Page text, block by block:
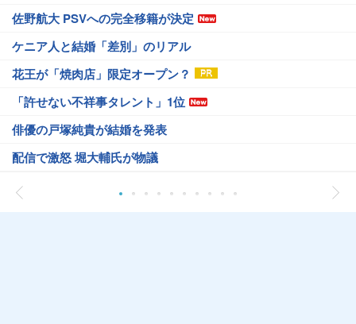
佐野航大 PSVへの完全移籍が決定
ケニア人と結婚「差別」のリアル
花王が「焼肉店」限定オープン？
「許せない不祥事タレント」1位
俳優の戸塚純貴が結婚を発表
配信で激怒 堀大輔氏が物議